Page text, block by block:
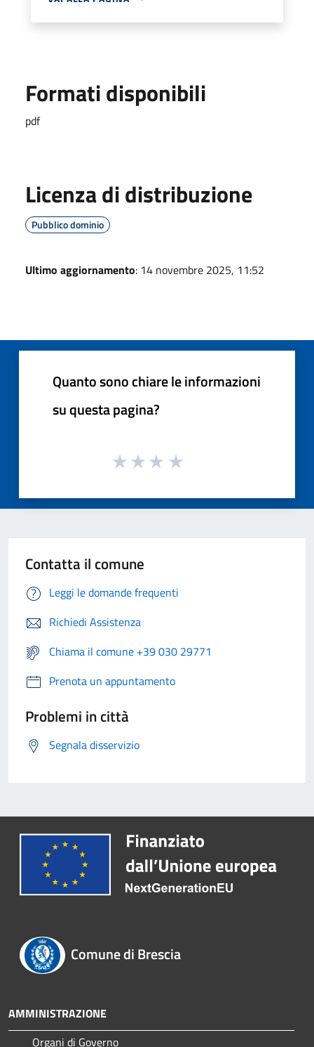
Formati disponibili
pdf
Licenza di distribuzione
Pubblico dominio
Ultimo aggiornamento: 14 novembre 2025, 11:52
Quanto sono chiare le informazioni
su questa pagina?
Contatta il comune
Leggi le domande frequenti
Richiedi Assistenza
Chiama il comune +39 030 29771
Prenota un appuntamento
Problemi in città
Segnala disservizio
Comune di Brescia
AMMINISTRAZIONE
Organi di Governo